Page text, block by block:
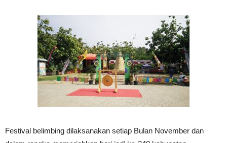
Festival belimbing dilaksanakan setiap Bulan November dan